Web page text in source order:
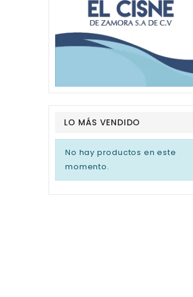
LO MÁS VENDIDO
No hay productos en este
momento.